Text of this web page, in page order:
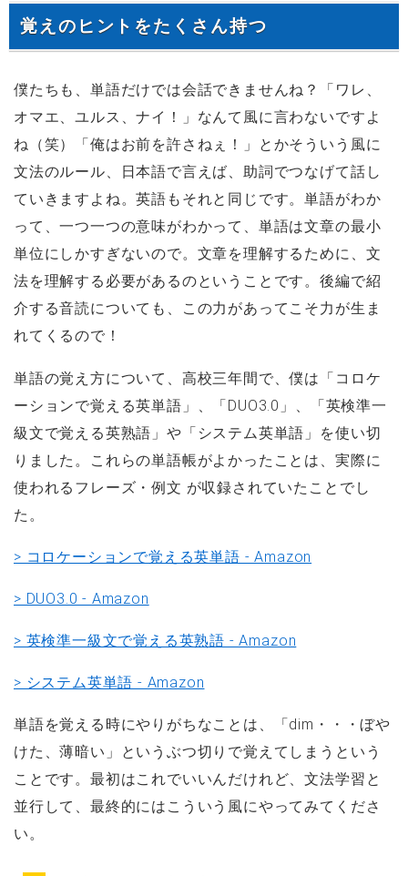
覚えのヒントをたくさん持つ
僕たちも、単語だけでは会話できませんね？「ワレ、
オマエ、ユルス、ナイ！」なんて風に言わないですよ
ね（笑）「俺はお前を許さねぇ！」とかそういう風に
文法のルール、日本語で言えば、助詞でつなげて話し
ていきますよね。英語もそれと同じです。単語がわか
って、一つ一つの意味がわかって、単語は文章の最小
単位にしかすぎないので。文章を理解するために、文
法を理解する必要があるのということです。後編で紹
介する音読についても、この力があってこそ力が生ま
れてくるので！
単語の覚え方について、高校三年間で、僕は「コロケ
ーションで覚える英単語」、「DUO3.0」、「英検準一
級文で覚える英熟語」や「システム英単語」を使い切
りました。これらの単語帳がよかったことは、実際に
使われるフレーズ・例文 が収録されていたことでし
た。
> コロケーションで覚える英単語 - Amazon
> DUO3.0 - Amazon
> 英検準一級文で覚える英熟語 - Amazon
> システム英単語 - Amazon
単語を覚える時にやりがちなことは、「dim・・・ぼや
けた、薄暗い」というぶつ切りで覚えてしまうという
ことです。最初はこれでいいんだけれど、文法学習と
並行して、最終的にはこういう風にやってみてくださ
い。